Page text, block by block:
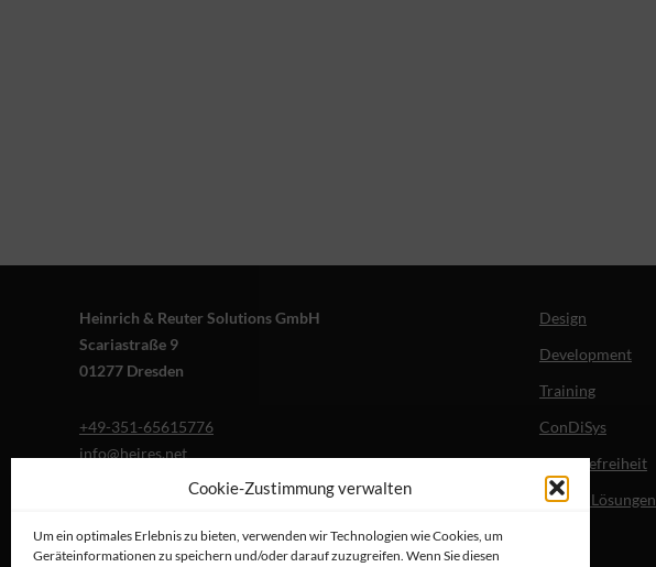
Cookie-Zustimmung verwalten
Um ein optimales Erlebnis zu bieten, verwenden wir Technologien wie Cookies, um
Geräteinformationen zu speichern und/oder darauf zuzugreifen. Wenn Sie diesen
Heinrich & Reuter Solutions GmbH
Scariastraße 9
01277 Dresden
+49-351-65615776
info@heires.net
Design
Development
Training
ConDiSys
Barrierefreiheit
Mobile Lösungen